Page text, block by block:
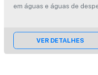
em águas e águas de
VER DETALHES